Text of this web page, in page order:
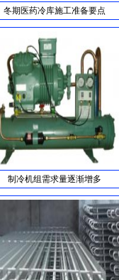
冬期医药冷库施工准备要点
制冷机组需求量逐渐增多